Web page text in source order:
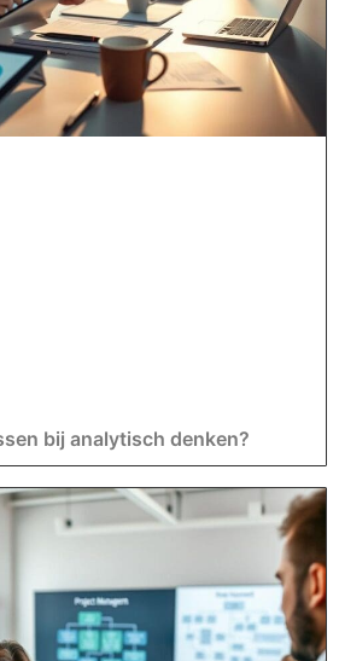
bij analytisch denken?